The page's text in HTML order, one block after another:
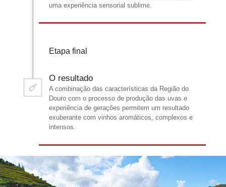
uma experiência sensorial sublime.
Etapa final
O resultado
A combinação das características da Região do
Douro com o processo de produção das uvas e
experiência de gerações permitem um resultado
exuberante com vinhos aromáticos, complexos e
intensos.